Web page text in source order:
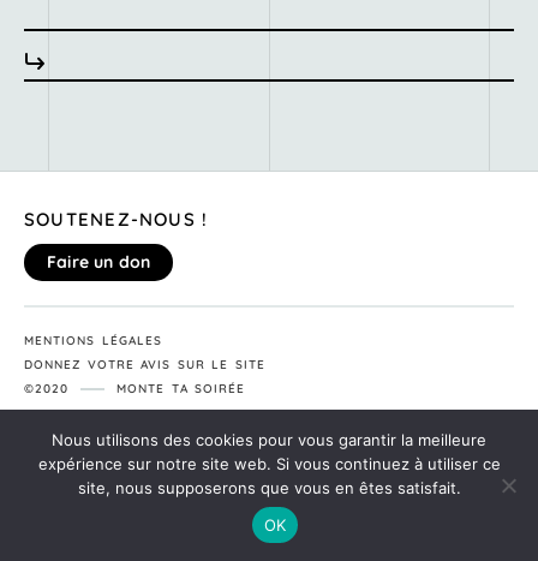
SOUTENEZ-NOUS !
Faire un don
MENTIONS LÉGALES
DONNEZ VOTRE AVIS SUR LE SITE
©2020
MONTE TA SOIRÉE
Nous utilisons des cookies pour vous garantir la meilleure
expérience sur notre site web. Si vous continuez à utiliser ce
site, nous supposerons que vous en êtes satisfait.
OK